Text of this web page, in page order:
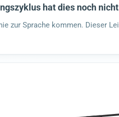
hat dies noch
zur Sprache kommen. Dieser